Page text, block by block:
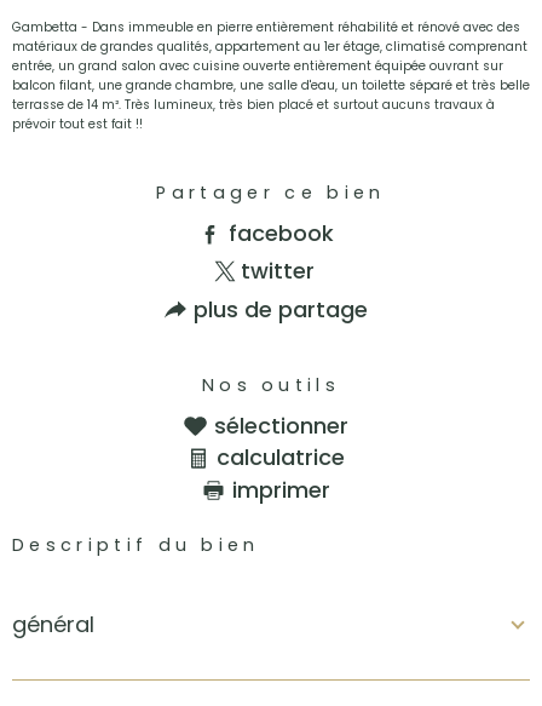
Gambetta - Dans immeuble en pierre entièrement réhabilité et rénové avec des
matériaux de grandes qualités, appartement au 1er étage, climatisé comprenant
entrée, un grand salon avec cuisine ouverte entièrement équipée ouvrant sur
balcon filant, une grande chambre, une salle d'eau, un toilette séparé et très belle
terrasse de 14 m². Très lumineux, très bien placé et surtout aucuns travaux à
prévoir tout est fait !!
Partager ce bien
facebook
twitter
plus de partage
Nos outils
sélectionner
calculatrice
imprimer
Descriptif du bien
général